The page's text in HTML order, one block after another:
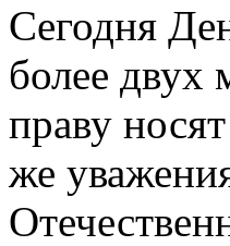
Сегодня
более двух
праву
же